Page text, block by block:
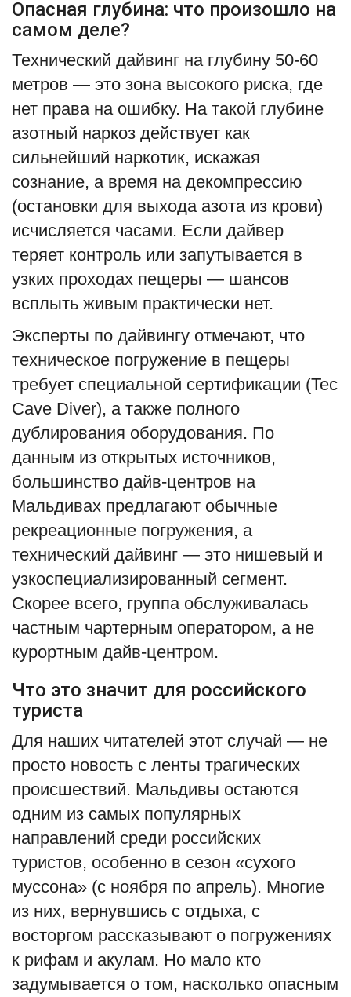
Опасная глубина: что произошло на
самом деле?
Технический дайвинг на глубину 50-60
метров — это зона высокого риска, где
нет права на ошибку. На такой глубине
азотный наркоз действует как
сильнейший наркотик, искажая
сознание, а время на декомпрессию
(остановки для выхода азота из крови)
исчисляется часами. Если дайвер
теряет контроль или запутывается в
узких проходах пещеры — шансов
всплыть живым практически нет.
Эксперты по дайвингу отмечают, что
техническое погружение в пещеры
требует специальной сертификации (Tec
Cave Diver), а также полного
дублирования оборудования. По
данным из открытых источников,
большинство дайв-центров на
Мальдивах предлагают обычные
рекреационные погружения, а
технический дайвинг — это нишевый и
узкоспециализированный сегмент.
Скорее всего, группа обслуживалась
частным чартерным оператором, а не
курортным дайв-центром.
Что это значит для российского
туриста
Для наших читателей этот случай — не
просто новость с ленты трагических
происшествий. Мальдивы остаются
одним из самых популярных
направлений среди российских
туристов, особенно в сезон «сухого
муссона» (с ноября по апрель). Многие
из них, вернувшись с отдыха, с
восторгом рассказывают о погружениях
к рифам и акулам. Но мало кто
задумывается о том, насколько опасным